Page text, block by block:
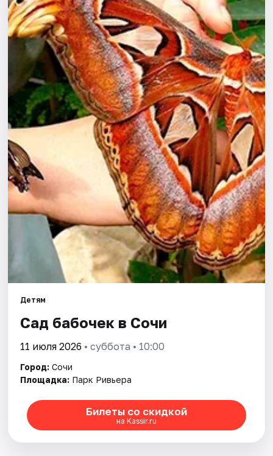
Спорт
События
Города
Площадки
Артисты
Рейтинги
Детям
Сад бабочек в Сочи
11 июля 2026 • суббота • 10:00
Город: Сочи
Площадка: Парк Ривьера
Билеты со скидкой
на Kassir.ru